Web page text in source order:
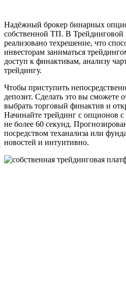
Надёжный брокер бинарных
собственной ТП. В
реализовано техрешение, что
инвесторам заниматься
доступ к финактивам, анализу
трейдингу.
Чтобы приступить
депозит. Сделать это вы сможете
выбрать торговый финактив и
Начинайте трейдинг с опционов
не более 60 секунд.
посредством теханализа или
новостей и интуитивно.